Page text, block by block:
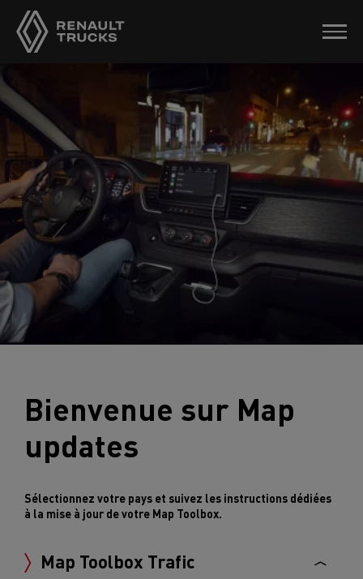
Bienvenue sur Map
updates
Sélectionnez votre pays et suivez les instructions dédiées
à la mise à jour de votre Map Toolbox.
Map Toolbox Trafic